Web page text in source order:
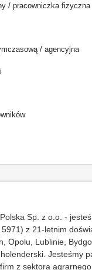
/ pracowniczka fizyczna
/ agencyjna
Sp. z o.o. -
z 21-letnim
Opolu, Lublinie,
Jesteśmy
z sektora